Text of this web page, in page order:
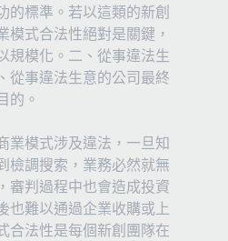
的標準。若以這類的新創
模式合法性絕對是關鍵，
規模化。二、從事違法生
從事違法生意的公司最終
的。
業模式涉及違法，一旦知
檢調搜索，業務必然就無
審判過程中也會造成投資
也難以通過企業收購或上
合法性是每個新創團隊在